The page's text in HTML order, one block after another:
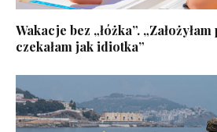
Wakacje bez „łóżka”.
czekałam jak idiotka”